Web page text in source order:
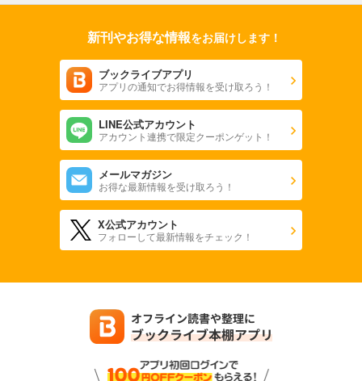
新刊やお得な情報をお届けします！
ブックライブアプリ
アプリの通知でお得情報を受け取ろう！
LINE公式アカウント
アカウント連携で限定クーポンゲット！
メールマガジン
お得な最新情報を受け取ろう！
X公式アカウント
フォローして最新情報をチェック！